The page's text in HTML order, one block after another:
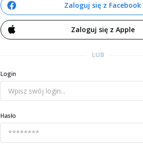
Zaloguj się z Facebook
Zaloguj się z Apple
LUB
Login
Hasło